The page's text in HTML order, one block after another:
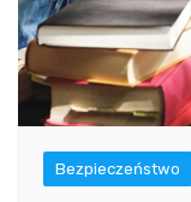
Bezpieczeństwo